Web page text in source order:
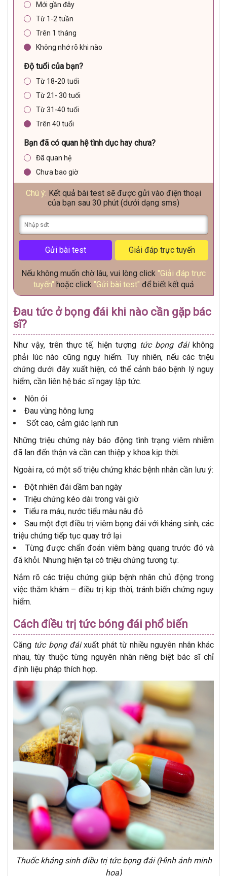
Mới gần đây
Từ 1-2 tuần
Trên 1 tháng
Không nhớ rõ khi nào
Độ tuổi của bạn?
Từ 18-20 tuổi
Từ 21- 30 tuổi
Từ 31-40 tuổi
Trên 40 tuổi
Bạn đã có quan hệ tình dục hay chưa?
Đã quan hệ
Chưa bao giờ
Chú ý: Kết quả bài test sẽ được gửi vào điện thoại
của bạn sau 30 phút (dưới dạng sms)
Gửi bài test Giải đáp trực tuyến
Nếu không muốn chờ lâu, vui lòng click "Giải đáp trực
tuyến" hoặc click "Gửi bài test" để biết kết quả
Đau tức ở bọng đái khi nào cần gặp bác
sĩ?
Như vậy, trên thực tế, hiện tượng tức bọng đáikhông
phải lúc nào cũng nguy hiểm. Tuy nhiên, nếu các triệu
chứng dưới đây xuất hiện, có thể cảnh báo bệnh lý nguy
hiểm, cần liên hệ bác sĩ ngay lập tức.
Nôn ói
Đau vùng hông lưng
Sốt cao, cảm giác lạnh run
Những triệu chứng này báo động tình trạng viêm nhiễm
đã lan đến thận và cần can thiệp y khoa kịp thời.
Ngoài ra, có một số triệu chứng khác bệnh nhân cần lưu ý:
Đột nhiên đái dầm ban ngày
Triệu chứng kéo dài trong vài giờ
Tiểu ra máu, nước tiểu màu nâu đỏ
Sau một đợt điều trị viêm bọng đái với kháng sinh, các
triệu chứng tiếp tục quay trở lại
Từng được chẩn đoán viêm bàng quang trước đó và
đã khỏi. Nhưng hiện tại có triệu chứng tương tự.
Nắm rõ các triệu chứng giúp bệnh nhân chủ động trong
việc thăm khám – điều trị kịp thời, tránh biến chứng nguy
hiểm.
Cách điều trị tức bóng đái phổ biến
Căng tức bọng đáixuất phát từ nhiều nguyên nhân khác
nhau, tùy thuộc từng nguyên nhân riêng biệt bác sĩ chỉ
định liệu pháp thích hợp.
Thuốc kháng sinh điều trị tức bọng đái (Hình ảnh minh
họa)